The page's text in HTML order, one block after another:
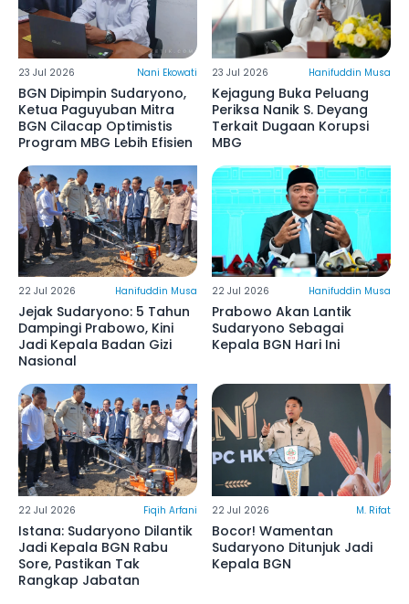
23 Jul 2026 Nani Ekowati
BGN Dipimpin Sudaryono,
Ketua Paguyuban Mitra
BGN Cilacap Optimistis
Program MBG Lebih Efisien
23 Jul 2026 Hanifuddin Musa
Kejagung Buka Peluang
Periksa Nanik S. Deyang
Terkait Dugaan Korupsi
MBG
22 Jul 2026 Hanifuddin Musa
Jejak Sudaryono: 5 Tahun
Dampingi Prabowo, Kini
Jadi Kepala Badan Gizi
Nasional
22 Jul 2026 Hanifuddin Musa
Prabowo Akan Lantik
Sudaryono Sebagai
Kepala BGN Hari Ini
22 Jul 2026 Fiqih Arfani
Istana: Sudaryono Dilantik
Jadi Kepala BGN Rabu
Sore, Pastikan Tak
Rangkap Jabatan
22 Jul 2026 M. Rifat
Bocor! Wamentan
Sudaryono Ditunjuk Jadi
Kepala BGN